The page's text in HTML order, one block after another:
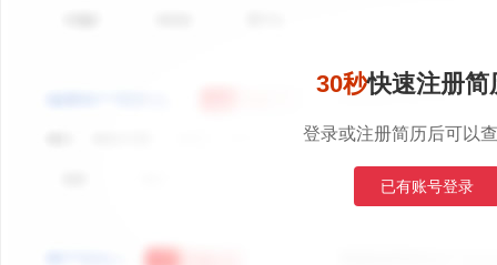
30秒快速注册简
登录或注册简历后可以
已有账号登录